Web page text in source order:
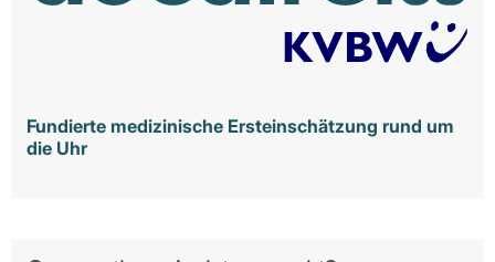
Fundierte medizinische Ersteinschätzung rund um
die Uhr